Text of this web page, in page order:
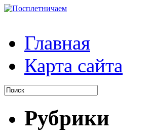
Главная
Карта сайта
Рубрики